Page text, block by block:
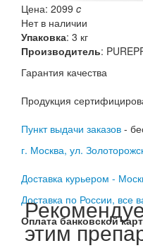
Цена: 2099 c
Нет в наличии
Упаковка: 3 кг
Производитель:
Гарантия качества
Продукция
Пункт выдачи заказов -
г. Москва, ул.
Доставка курьером -
Доставка по России, все
Оплата банковской
этим